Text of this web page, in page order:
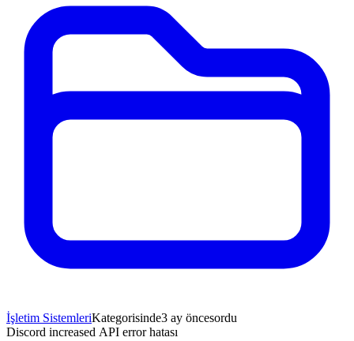
İşletim SistemleriKategorisinde3 ay öncesordu
Discord increased API error hatası